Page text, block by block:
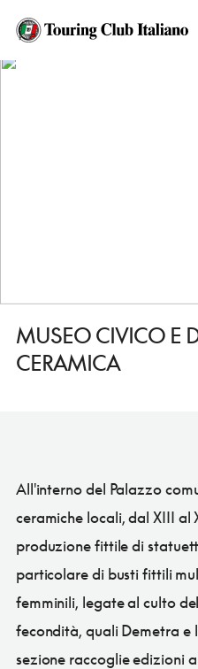
HOME
MUSEO CIVICO E DELLA CERAMICA
MUSEO CIVICO E
CERAMICA
All'interno del Palazzo
ceramiche locali, dal XIII al
produzione fittile di
particolare di busti fittili
femminili, legate al culto
fecondità, quali Demetra e
sezione raccoglie edizioni